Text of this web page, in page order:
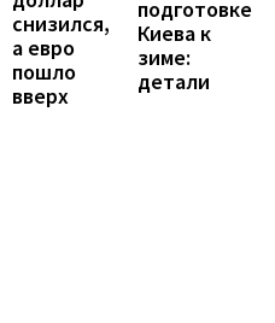
снизился,
а евро
пошло
вверх
подготовке
Киева к
зиме:
детали